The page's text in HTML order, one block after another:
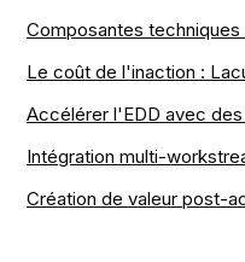
Composantes
Le coût de l'inaction :
Accélérer l'EDD avec
Intégration multi-
Création de valeur post-